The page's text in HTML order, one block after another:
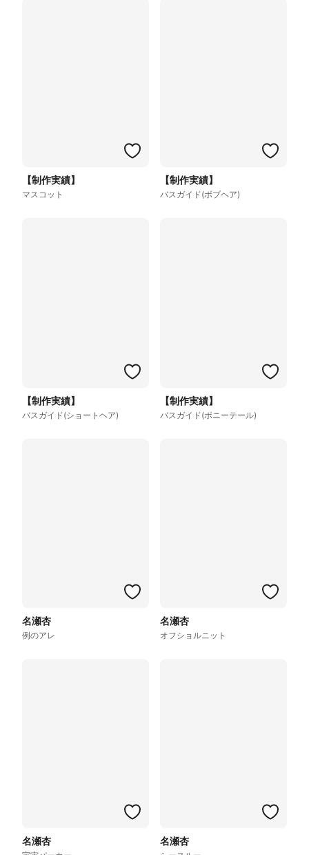
【制作実績】
マスコット
【制作実績】
バスガイド(ボブヘア)
【制作実績】
バスガイド(ショートヘア)
【制作実績】
バスガイド(ポニーテール)
名瀬杏
例のアレ
名瀬杏
オフショルニット
名瀬杏 名瀬杏